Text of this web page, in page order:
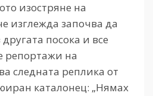
изостряне на
изглежда започва да
посока и все
репортажи на
следната реплика от
каталонец: „Нямах